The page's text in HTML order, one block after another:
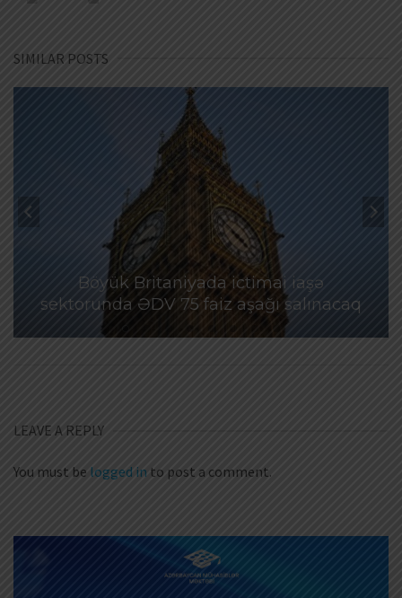
SIMILAR POSTS
Böyük Britaniyada ictimai iaşə
sektorunda ƏDV 75 faiz aşağı salınacaq
LEAVE A REPLY
You must be logged in to post a comment.